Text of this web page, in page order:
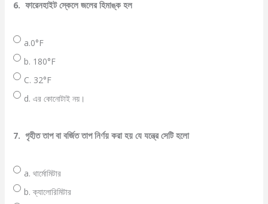
6. ফারেনহাইট স্কেলে জলের হিমাঙ্ক হল
a.0°F
b. 180°F
C. 32°F
d. এর কোনোটাই নয়।
7. গৃহীত তাপ বা বর্জিত তাপ নির্ণয় করা হয় যে যন্ত্রে সেটি হলো
a. থার্মোমিটার
b. ক্যালোরিমিটার